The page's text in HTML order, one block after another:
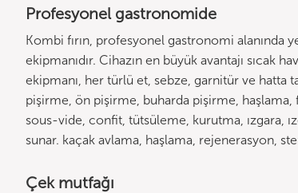
Profesyonel gastronomide
Kombi fırın, profesyonel gastronomi alanında
ekipmanıdır. Cihazın en büyük avantajı sıcak
ekipmanı, her türlü et, sebze, garnitür ve hatta
pişirme, ön pişirme, buharda pişirme, haşlama,
sous-vide, confit, tütsüleme, kurutma, ızgara,
sunar. kaçak avlama, haşlama, rejenerasyon,
Çek mutfağı